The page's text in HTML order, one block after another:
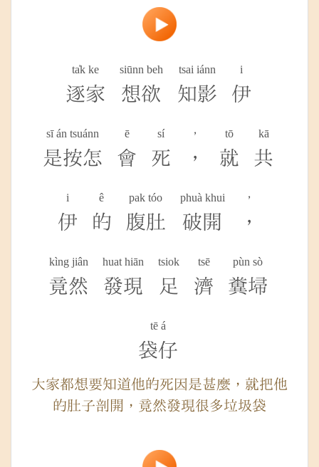
ta̍k ke
逐家
siūnn beh
想欲
tsai iánn
知影
i
伊
sī án tsuánn
是按怎
ē
會
sí
死
，
，
tō
就
kā
共
i
伊
ê
的
pak tóo
腹肚
phuà khui
破開
，
，
kìng jiân
竟然
huat hiān
發現
tsiok
足
tsē
濟
pùn sò
糞埽
tē á
袋仔
大家都想要知道他的死因是甚麼，就把他
的肚子剖開，竟然發現很多垃圾袋